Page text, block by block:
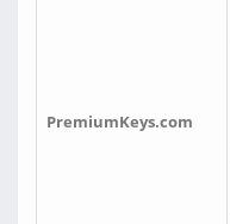
PremiumKeys.com